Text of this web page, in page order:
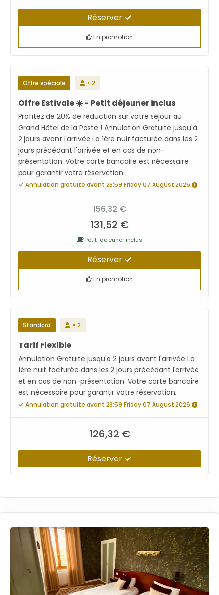
Réserver
En promotion
Offre spéciale × 2
Offre Estivale ☀️ - Petit déjeuner inclus
Profitez de 20% de réduction sur votre séjour au
Grand Hôtel de la Poste ! Annulation Gratuite jusqu'à
2 jours avant l'arrivée La 1ère nuit facturée dans les 2
jours précédant l'arrivée et en cas de non-
présentation. Votre carte bancaire est nécessaire
pour garantir votre réservation.
Annulation gratuite avant 23:59 Friday 07 August 2026
156,32 €
131,52 €
Petit-déjeuner inclus
Réserver
En promotion
Standard × 2
Tarif Flexible
Annulation Gratuite jusqu'à 2 jours avant l'arrivée La
1ère nuit facturée dans les 2 jours précédant l'arrivée
et en cas de non-présentation. Votre carte bancaire
est nécessaire pour garantir votre réservation.
Annulation gratuite avant 23:59 Friday 07 August 2026
126,32 €
Réserver